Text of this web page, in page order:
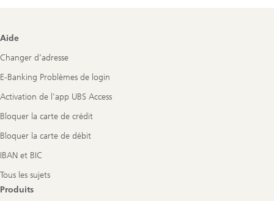
Footer
Aide
Changer d’adresse
E-Banking Problèmes de login
Activation de l'app UBS Access
Bloquer la carte de crédit
Bloquer la carte de débit
IBAN et BIC
Tous les sujets
Produits